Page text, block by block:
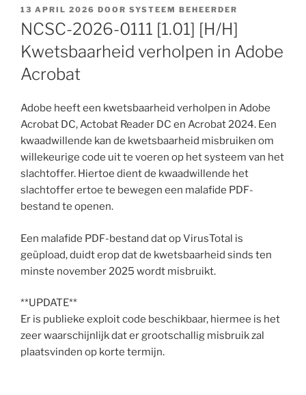
GEPLAATST
OP
13 APRIL 2026 DOOR SYSTEEM BEHEERDER
NCSC-2026-0111 [1.01] [H/H]
Kwetsbaarheid verholpen in Adobe
Acrobat
Adobe heeft een kwetsbaarheid verholpen in Adobe
Acrobat DC, Actobat Reader DC en Acrobat 2024. Een
kwaadwillende kan de kwetsbaarheid misbruiken om
willekeurige code uit te voeren op het systeem van het
slachtoffer. Hiertoe dient de kwaadwillende het
slachtoffer ertoe te bewegen een malafide PDF-
bestand te openen.
Een malafide PDF-bestand dat op VirusTotal is
geüpload, duidt erop dat de kwetsbaarheid sinds ten
minste november 2025 wordt misbruikt.
**UPDATE**
Er is publieke exploit code beschikbaar, hiermee is het
zeer waarschijnlijk dat er grootschallig misbruik zal
plaatsvinden op korte termijn.